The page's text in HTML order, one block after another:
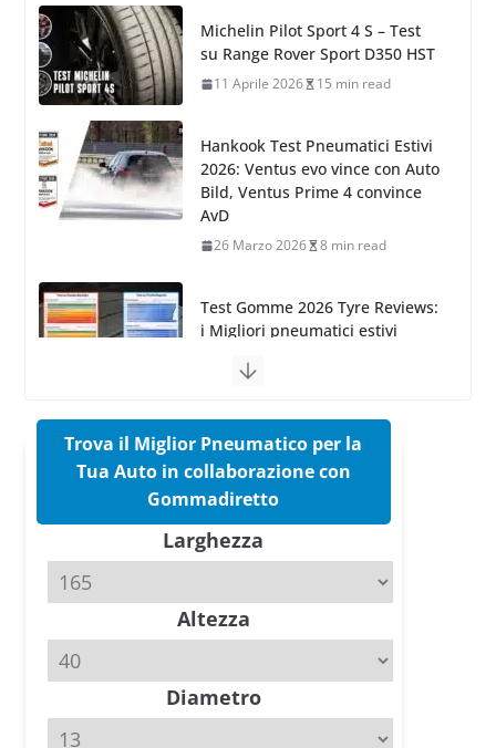
Azoto
26 Marzo 2025 2 min read
Hankook Test Pneumatici Estivi
2026: Ventus evo vince con Auto
Bild, Ventus Prime 4 convince
Test Gomme 2026 Tyre Reviews:
i Migliori pneumatici estivi
sportivi a confronto
Pirelli Cinturato 2026: due
confermano il salto tecnico del
Pirelli P Zero Trofeo RS: per
slick da battere
Michelin Pilot Sport 4 S – Test
su Range Rover Sport D350 HST
11 Aprile 2026 15 min read
Trova il Miglior Pneumatico per la
Tua Auto in collaborazione con
Gommadiretto
Larghezza
Altezza
Diametro